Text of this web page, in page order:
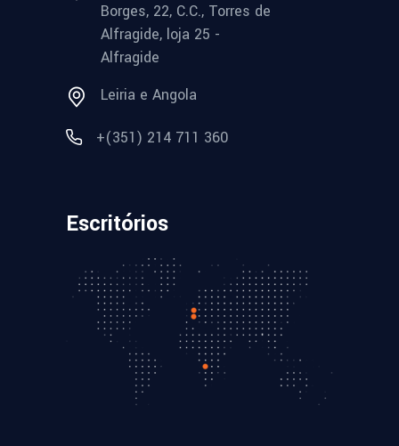
Borges, 22, C.C., Torres de
Alfragide, loja 25 -
Alfragide
Leiria e Angola
+(351) 214 711 360
Escritórios